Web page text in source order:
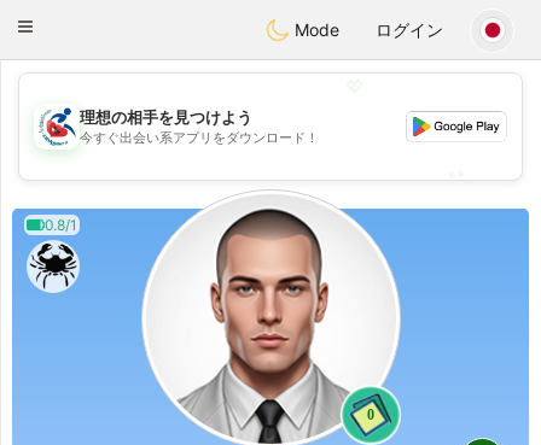
Handi Space
Toggle
Mode ログイン
💖
💕
理想の相手を見つけよう
今すぐ出会い系アプリをダウンロード！
0.8/1
0